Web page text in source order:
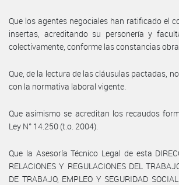
Que los agentes negociales han ratificado el
insertas, acreditando su personería y
colectivamente, conforme las constancias
Que, de la lectura de las cláusulas pactadas,
con la normativa laboral vigente.
Que asimismo se acreditan los recaudos
Ley N° 14.250 (t.o. 2004).
Que la Asesoría Técnico Legal de esta
RELACIONES Y REGULACIONES DEL
DE TRABAJO, EMPLEO Y SEGURIDAD